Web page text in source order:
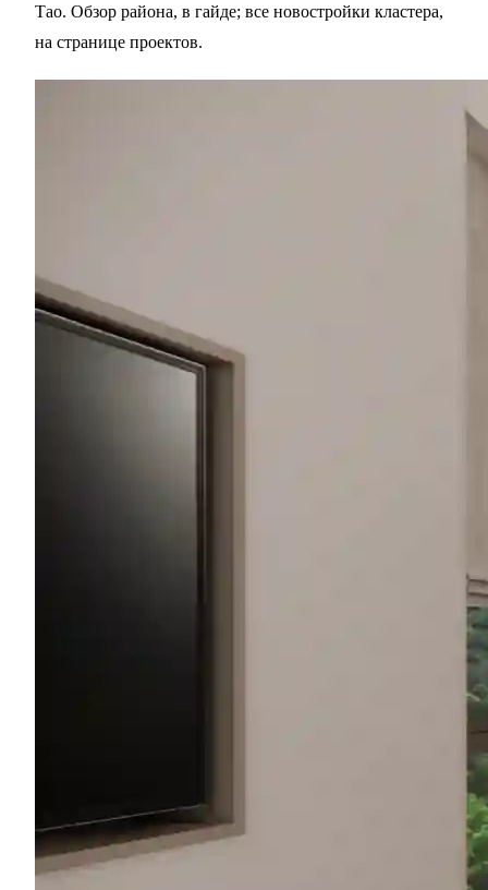
Тао. Обзор района, в гайде; все новостройки кластера,
на странице проектов.